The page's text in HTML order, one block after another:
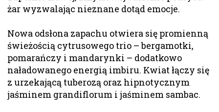
żar wyzwalając nieznane dotąd emocje.
Nowa odsłona zapachu otwiera się promienną
świeżością cytrusowego trio – bergamotki,
pomarańczy i mandarynki – dodatkowo
naładowanego energią imbiru. Kwiat łączy się
z urzekającą tuberozą oraz hipnotycznym
jaśminem grandiflorum i jaśminem sambac.